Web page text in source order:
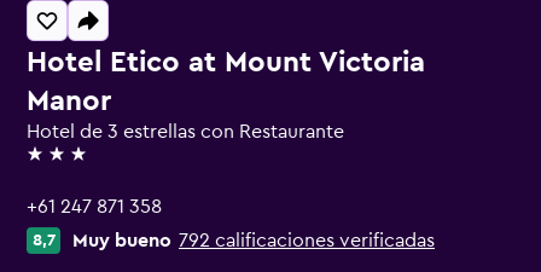
Hotel Etico at Mount Victoria
Manor
Hotel de 3 estrellas con Restaurante
3 estrellas
+61 247 871 358
8,7 Muy bueno 792 calificaciones verificadas